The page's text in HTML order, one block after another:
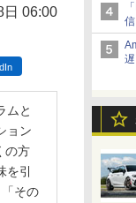
日 06:00
ムと
ョン
の方
引
その